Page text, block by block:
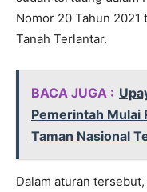
Nomor 20 Tahun
Tanah Terlantar.
BACA JUGA :
Pemerintah Mulai
Taman Nasional
Dalam aturan